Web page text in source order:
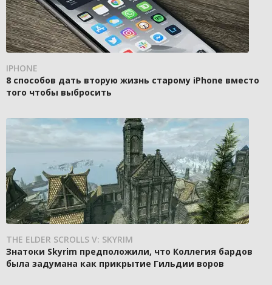
IPHONE
8 способов дать вторую жизнь старому iPhone вместо
того чтобы выбросить
THE ELDER SCROLLS V: SKYRIM
Знатоки Skyrim предположили, что Коллегия бардов
была задумана как прикрытие Гильдии воров